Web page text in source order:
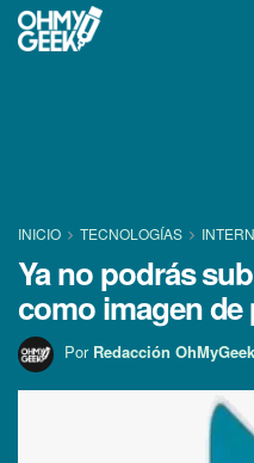
INICIO TECNOLOGÍ­AS
Ya no podrás
como imagen
Por Redacción